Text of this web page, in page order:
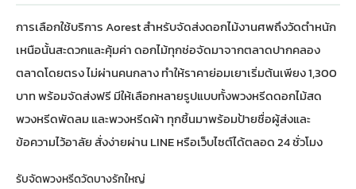
การเลือกใช้บริการ Aorest สำหรับจัดส่งดอกไม้งานศพถึงวัดตำหนัก
เหนือนั้นสะดวกและคุ้มค่า ดอกไม้ทุกช่อจัดมาจากตลาดปากคลอง
ตลาดโดยตรง ไม่ผ่านคนกลาง ทำให้ราคาย่อมเยาเริ่มต้นเพียง 1,300
บาท พร้อมจัดส่งฟรี มีให้เลือกหลายรูปแบบทั้งพวงหรีดดอกไม้สด
พวงหรีดพัดลม และพวงหรีดผ้า ทุกชิ้นมาพร้อมป้ายชื่อผู้ส่งและ
ข้อความไว้อาลัย สั่งง่ายผ่าน LINE หรือเว็บไซต์ได้ตลอด 24 ชั่วโมง
รับจัดพวงหรีดวัดบางรักใหญ่